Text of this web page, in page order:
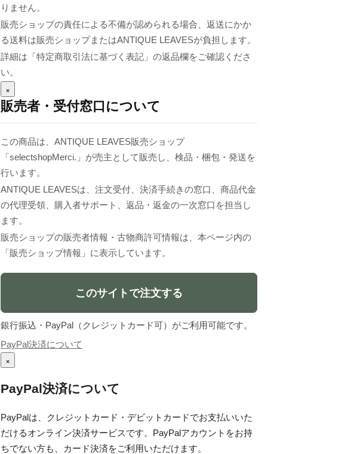
りません。
販売ショップの責任による不備が認められる場合、返送にかか
る送料は販売ショップまたはANTIQUE LEAVESが負担します。
詳細は「特定商取引法に基づく表記」の返品欄をご確認くださ
い。
×
販売者・受付窓口について
この商品は、ANTIQUE LEAVES販売ショップ
「selectshopMerci.」が売主として販売し、検品・梱包・発送を
行います。
ANTIQUE LEAVESは、注文受付、決済手続きの窓口、商品代金
の代理受領、購入者サポート、返品・返金の一次窓口を担当し
ます。
販売ショップの販売者情報・古物商許可情報は、本ページ内の
「販売ショップ情報」に表示しています。
このサイトで注文する
銀行振込・PayPal（クレジットカード可）がご利用可能です。
PayPal決済について
×
PayPal決済について
PayPalは、クレジットカード・デビットカードでお支払いいた
だけるオンライン決済サービスです。PayPalアカウントをお持
ちでない方も、カード決済をご利用いただけます。